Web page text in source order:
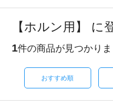
【ホルン用】 に
1件の商品が見つかりま
おすすめ順